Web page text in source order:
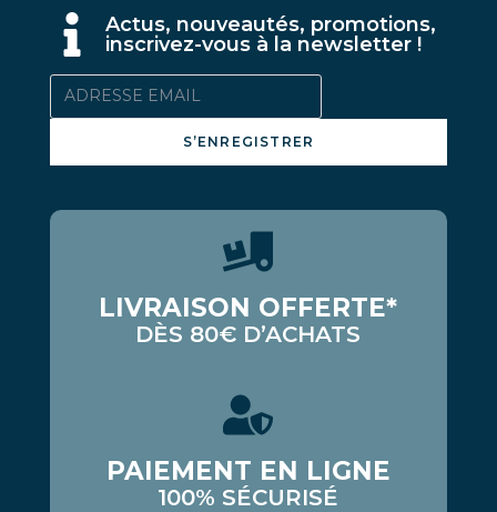
Actus, nouveautés, promotions,
inscrivez-vous à la newsletter !
S’ENREGISTRER
LIVRAISON OFFERTE*
DÈS 80€ D’ACHATS
PAIEMENT EN LIGNE
100% SÉCURISÉ